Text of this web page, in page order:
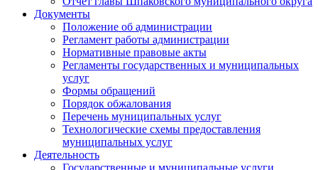
Документы
Положение об администрации
Регламент работы администрации
Нормативные правовые акты
Регламенты государственных и муниципальных
услуг
Формы обращений
Порядок обжалования
Перечень муниципальных услуг
Технологические схемы предоставления
муниципальных услуг
Деятельность